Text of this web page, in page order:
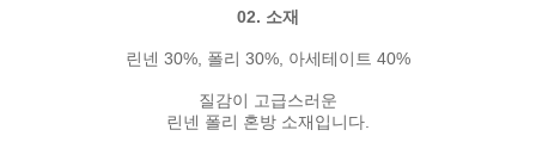
02. 소재
린넨 30%, 폴리 30%, 아세테이트 40%
질감이 고급스러운
린넨 폴리 혼방 소재입니다.